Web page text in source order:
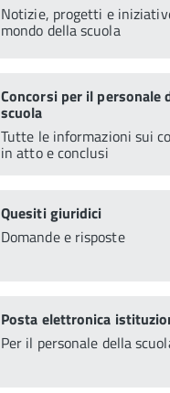
Notizie, progetti e
mondo della scuola
Concorsi per il personale
scuola
Tutte le informazioni sui
in atto e conclusi
Quesiti giuridici
Domande e risposte
Posta elettronica
Per il personale della